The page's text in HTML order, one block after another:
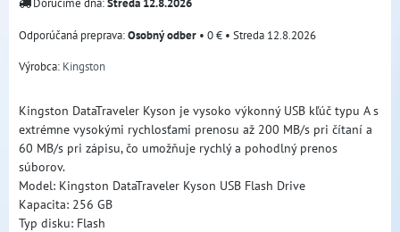
Osobný odber • 0 € • Streda 12.8.2026
Výrobca: Kingston
Kingston DataTraveler Kyson je vysoko výkonný USB kľúč typu A s
extrémne vysokými rychlosťami prenosu až 200 MB/s pri čítaní a
60 MB/s pri zápisu, čo umožňuje rychlý a pohodlný prenos
súborov.
Model: Kingston DataTraveler Kyson USB Flash Drive
Kapacita: 256 GB
Typ disku: Flash